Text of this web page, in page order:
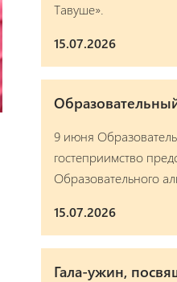
Тавуше».
15.07.2026
9 июня
гостеприимство
Образовательного
15.07.2026
Гала-ужин,